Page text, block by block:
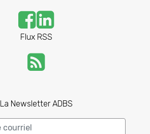
Flux RSS
La Newsletter ADBS